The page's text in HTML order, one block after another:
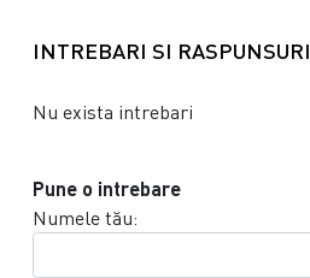
INTREBARI SI RASPUNSURI
Nu exista intrebari
Pune o intrebare
Numele tău: